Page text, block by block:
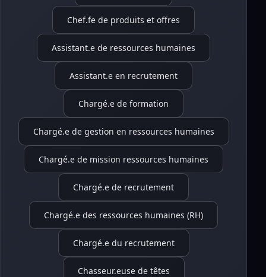
Chef.fe de produits et offres
Assistant.e de ressources humaines
Assistant.e en recrutement
Chargé.e de formation
Chargé.e de gestion en ressources humaines
Chargé.e de mission ressources humaines
Chargé.e de recrutement
Chargé.e des ressources humaines (RH)
Chargé.e du recrutement
Chasseur.euse de têtes